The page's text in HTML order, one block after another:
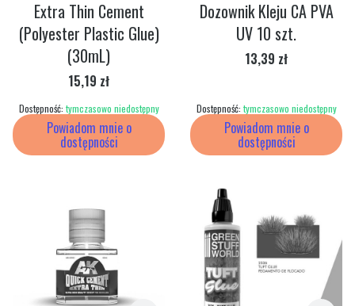
Powiadom mnie o
dostępności
Extra Thin Cement
(Polyester Plastic Glue)
(30mL)
Cena
15,19 zł
Dostępność: tymczasowo niedostępny
Powiadom mnie o
dostępności
Dozownik Kleju CA PVA
UV 10 szt.
Cena
13,39 zł
Dostępność: tymczasowo niedostępny